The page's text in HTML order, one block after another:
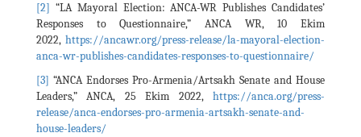
[2] “LA Mayoral Election: ANCA-WR Publishes Candidates’
Responses to Questionnaire,” ANCA WR, 10 Ekim
2022, https://ancawr.org/press-release/la-mayoral-election-
anca-wr-publishes-candidates-responses-to-questionnaire/
[3] “ANCA Endorses Pro-Armenia/Artsakh Senate and House
Leaders,” ANCA, 25 Ekim 2022, https://anca.org/press-
release/anca-endorses-pro-armenia-artsakh-senate-and-
house-leaders/